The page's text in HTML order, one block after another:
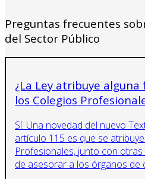
Preguntas frecuentes
del Sector Público
¿La Ley atribuye
los Colegios
Sí. Una novedad del nuevo
artículo 115 es que se
Profesionales, junto con
de asesorar a los órganos de